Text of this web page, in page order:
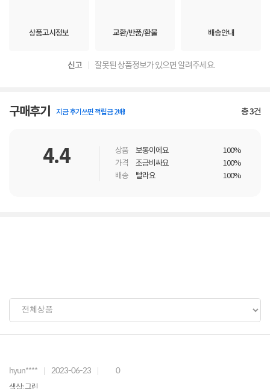
상품고시정보 교환/반품/환불 배송안내
신고 잘못된 상품정보가 있으면 알려주세요.
구매후기 지금 후기쓰면 적립금 2배! 총3건
4.4 상품 보통이에요
100%
가격
조금비싸요
100%
배송
빨라요 100%
hyun**** 2023-06-23 0